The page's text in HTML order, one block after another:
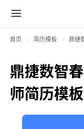
首页 简历模板 鼎捷
鼎捷数智
师简历模板